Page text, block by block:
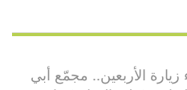
زيارة الأربعين.. مجمّع أبي